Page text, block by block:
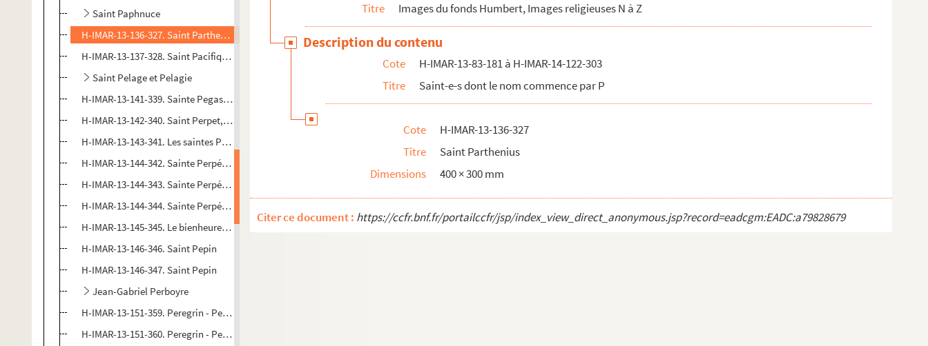
Saint Paphnuce
H-IMAR-13-136-327. Saint Parthenius
H-IMAR-13-137-328. Saint Pacifique de San Sevarino, de l'ordre des frères mineurs de l'observance
Saint Pelage et Pelagie
H-IMAR-13-141-339. Sainte Pegasius
H-IMAR-13-142-340. Saint Perpet, évêque de Tours
H-IMAR-13-143-341. Les saintes Perpétue et Félicité, martyres
H-IMAR-13-144-342. Sainte Perpétue
H-IMAR-13-144-343. Sainte Perpétue
H-IMAR-13-144-344. Sainte Perpétue
H-IMAR-13-145-345. Le bienheureux Pepin de Landen
H-IMAR-13-146-346. Saint Pepin
H-IMAR-13-146-347. Saint Pepin
Jean-Gabriel Perboyre
H-IMAR-13-151-359. Peregrin - Petrenius
H-IMAR-13-151-360. Peregrin - Petrenius
Titre Images du fonds Humbert, Images religieuses N à Z
Description du contenu
Cote
H-IMAR-13-83-181 à H-IMAR-14-122-303
Titre
Saint-e-s dont le nom commence par P
Cote
H-IMAR-13-136-327
Titre
Saint Parthenius
Dimensions
400 × 300 mm
Citer ce document : https://ccfr.bnf.fr/portailccfr/jsp/index_view_direct_anonymous.jsp?record=eadcgm:EADC:a79828679